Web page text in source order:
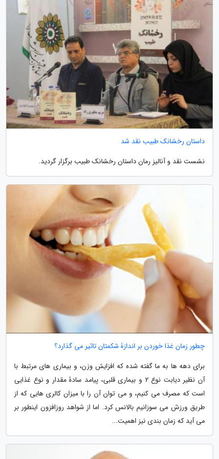
داستان رخشانک طبیب نقد شد
نشست نقد و آنالیز رمان داستان رخشانک طبیب برگزار گردید.
چطور زمان غذا خوردن بر اندازۀ شکمتان تاثیر می گذارد؟
برای دهه ها به ما گفته شده که افزایش وزن، و بیماری های مرتبط با
آن نظیر دیابت نوع 2 و بیماری قلبی، پیامد سادۀ مقدار و نوع غذایی
است که مصرف می کنیم، و می توان آن را با میزان کالری هایی که از
طریق ورزش می سوزانیم بالانس کرد. اما از شواهد روزافزون اینطور بر
می آید که زمان بندی نیز اهمیت...